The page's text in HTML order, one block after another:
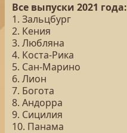
Все выпуски 2021 года:
1. Зальцбург
2. Кения
3. Любляна
4. Коста-Рика
5. Сан-Марино
6. Лион
7. Богота
8. Андорра
9. Сицилия
10. Панама